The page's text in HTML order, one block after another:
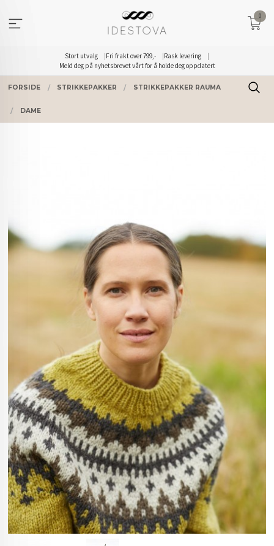
innholdet
Stort utvalg Fri frakt over 799,-
Rask levering
Meld deg på nyhetsbrevet vårt for å holde deg oppdatert
0
FORSIDE STRIKKEPAKKER STRIKKEPAKKER RAUMA
DAME